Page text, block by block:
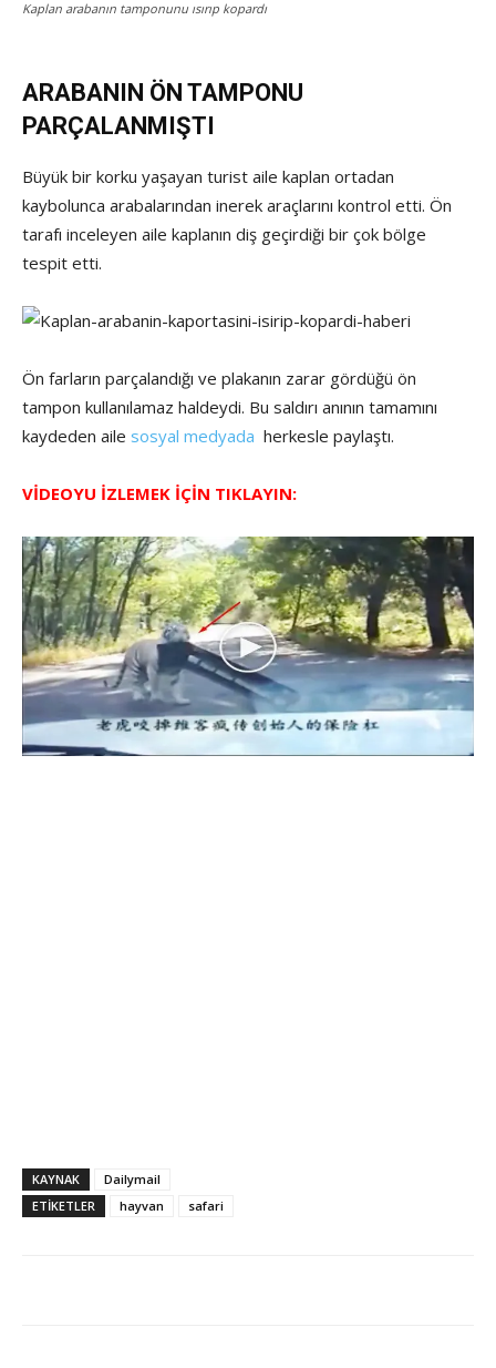
Kaplan arabanın tamponunu ısırıp kopardı
ARABANIN ÖN TAMPONU
PARÇALANMIŞTI
Büyük bir korku yaşayan turist aile kaplan ortadan
kaybolunca arabalarından inerek araçlarını kontrol etti. Ön
tarafı inceleyen aile kaplanın diş geçirdiği bir çok bölge
tespit etti.
Ön farların parçalandığı ve plakanın zarar gördüğü ön
tampon kullanılamaz haldeydi. Bu saldırı anının tamamını
kaydeden aile sosyal medyada herkesle paylaştı.
VİDEOYU İZLEMEK İÇİN TIKLAYIN:
KAYNAK
Dailymail
ETİKETLER
hayvan safari